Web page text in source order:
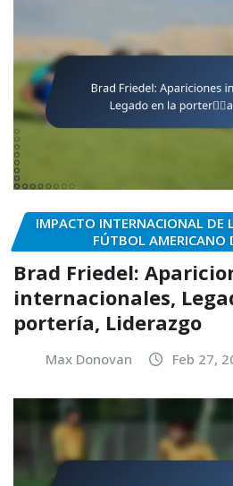
IMPACTO INTERNACIONAL DE
FÚTBOL AMERICANO
Brad Friedel:
internacionales,
portería, Liderazgo
Max Donovan Feb 27,